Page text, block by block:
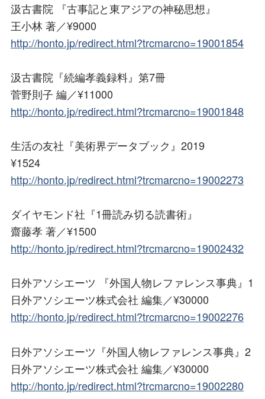
汲古書院 『古事記と東アジアの神秘思想』
王小林 著／¥9000
http://honto.jp/redirect.html?trcmarcno=19001854
汲古書院『続編孝義録料』第7冊
菅野則子 編／¥11000
http://honto.jp/redirect.html?trcmarcno=19001848
生活の友社『美術界データブック』2019
¥1524
http://honto.jp/redirect.html?trcmarcno=19002273
ダイヤモンド社『1冊読み切る読書術』
齋藤孝 著／¥1500
http://honto.jp/redirect.html?trcmarcno=19002432
日外アソシエーツ 『外国人物レファレンス事典』1
日外アソシエーツ株式会社 編集／¥30000
http://honto.jp/redirect.html?trcmarcno=19002276
日外アソシエーツ『外国人物レファレンス事典』2
日外アソシエーツ株式会社 編集／¥30000
http://honto.jp/redirect.html?trcmarcno=19002280